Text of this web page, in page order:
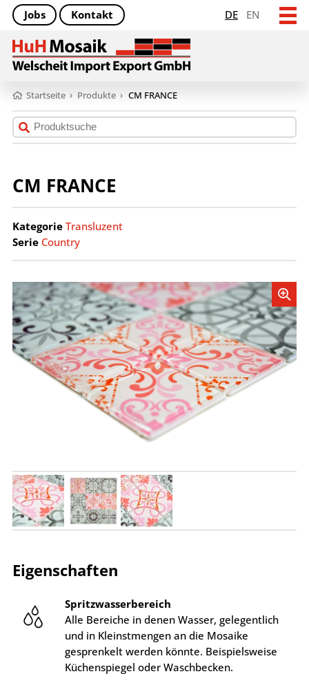
DE EN
Jobs Kontakt
Startseite › Produkte › CM FRANCE
CM FRANCE
Kategorie Transluzent
Serie Country
Eigenschaften
Spritzwasserbereich
Alle Bereiche in denen Wasser, gelegentlich
und in Kleinstmengen an die Mosaike
gesprenkelt werden könnte. Beispielsweise
Küchenspiegel oder Waschbecken.